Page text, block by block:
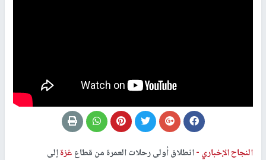
النجاح الإخباري -انطلاق أولى رحلات العمرة من قطاعغزةإلى